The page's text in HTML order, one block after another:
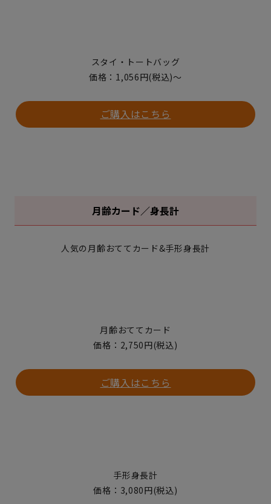
スタイ・トートバッグ
価格：1,056円(税込)〜
ご購入はこちら
月齢カード／身長計
人気の月齢おててカード&手形身長計
月齢おててカード
価格：2,750円(税込)
ご購入はこちら
手形身長計
価格：3,080円(税込)